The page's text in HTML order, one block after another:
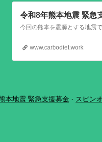
令和8年熊本地震 緊急
www.carbodiet.work
本地震 緊急支援募金 スピン